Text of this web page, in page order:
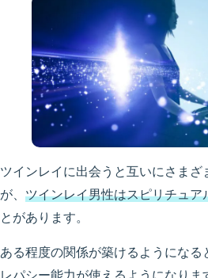
ツインレイに出会うと互いにさまざ
が、 ツインレイ男性はスピリチュア
とがあります。
ある程度の関係が築けるようになる